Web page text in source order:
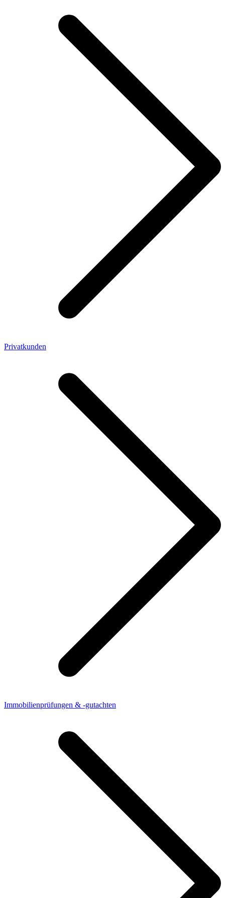
Privatkunden
Immobilienprüfungen & -gutachten